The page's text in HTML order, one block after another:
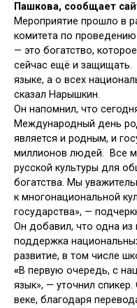
Пашкова, сообщает
Мероприятие прошло в
комитета по проведению
— это богатство,
сейчас ещё и защищать.
языке, а о всех
сказал Нарышкин.
Он напомнил, что
Международный день
является и родным, и
миллионов людей. Все
русской культуры для
богатства. Мы
к многонациональной
государства», —
Он добавил, что одна из
поддержка
развитие, в том числе
«В первую очередь, с
язык», — уточнил
веке, благодаря